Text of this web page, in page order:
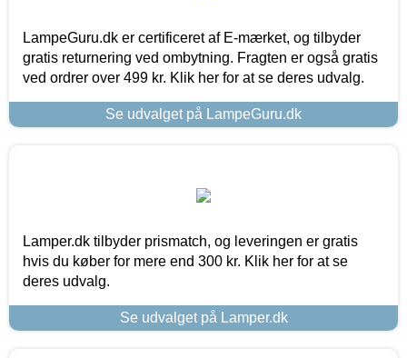
LampeGuru.dk er certificeret af E-mærket, og tilbyder
gratis returnering ved ombytning. Fragten er også gratis
ved ordrer over 499 kr. Klik her for at se deres udvalg.
Se udvalget på LampeGuru.dk
Lamper.dk tilbyder prismatch, og leveringen er gratis
hvis du køber for mere end 300 kr. Klik her for at se
deres udvalg.
Se udvalget på Lamper.dk